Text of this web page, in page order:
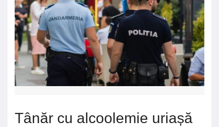
Tânăr cu alcoolemie uriașă